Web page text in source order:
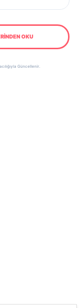
OKU
Güncellenir.